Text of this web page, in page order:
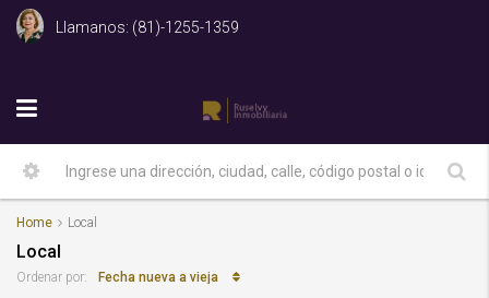
Llamanos: (81)-1255-1359
Home Local
Local
Ordenar por: Fecha nueva a vieja